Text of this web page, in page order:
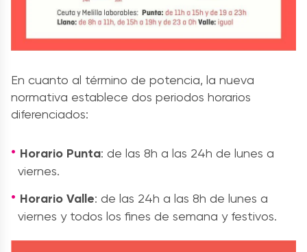
En cuanto al término de potencia, la nueva
normativa establece dos periodos horarios
diferenciados:
Horario Punta: de las 8h a las 24h de lunes a
viernes.
Horario Valle: de las 24h a las 8h de lunes a
viernes y todos los fines de semana y festivos.